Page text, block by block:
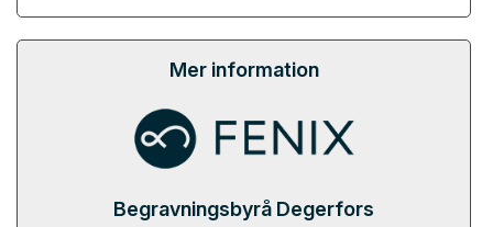
Mer information
Begravningsbyrå Degerfors